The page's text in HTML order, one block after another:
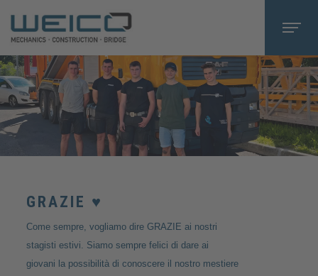
GRAZIE ♥️
Come sempre, vogliamo dire GRAZIE ai nostri
stagisti estivi. Siamo sempre felici di dare ai
giovani la possibilità di conoscere il nostro mestiere